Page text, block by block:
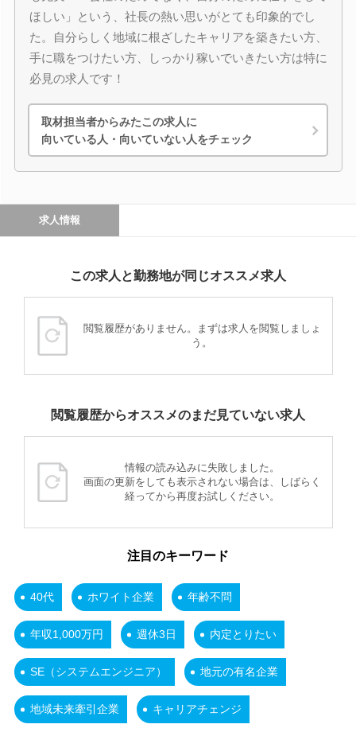
ほしい」という、社長の熱い思いがとても印象的でし
た。自分らしく地域に根ざしたキャリアを築きたい方、
手に職をつけたい方、しっかり稼いでいきたい方は特に
必見の求人です！
取材担当者からみたこの求人に
向いている人・向いていない人をチェック
求人情報
この求人と勤務地が同じオススメ求人
閲覧履歴がありません。まずは求人を閲覧しましょ
う。
閲覧履歴からオススメのまだ見ていない求人
情報の読み込みに失敗しました。
画面の更新をしても表示されない場合は、しばらく
経ってから再度お試しください。
注目のキーワード
40代 ホワイト企業 年齢不問
年収1,000万円 週休3日 内定とりたい
SE（システムエンジニア） 地元の有名企業
地域未来牽引企業 キャリアチェンジ